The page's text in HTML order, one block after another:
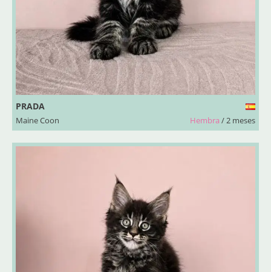
PRADA
Maine Coon Hembra / 2 meses